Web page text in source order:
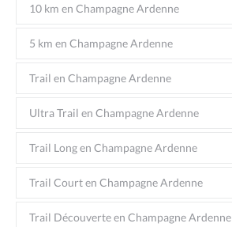
10 km en Champagne Ardenne
5 km en Champagne Ardenne
Trail en Champagne Ardenne
Ultra Trail en Champagne Ardenne
Trail Long en Champagne Ardenne
Trail Court en Champagne Ardenne
Trail Découverte en Champagne Ardenne